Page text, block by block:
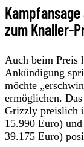
Kampfansage
zum Knaller-
Auch beim Preis
Ankündigung
möchte
ermöglichen.
Grizzly preislich
15.990 Euro)
39.175 Euro)